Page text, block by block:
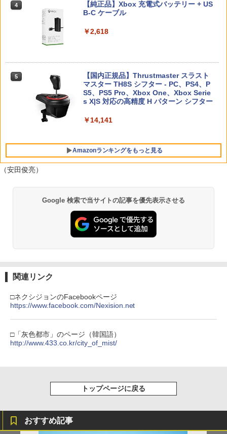
カービィのエアライダー
￥7,902
任天堂 【Switch2】マリオカート ワール
ド [BEE-P-AAAAA NSW2 マリオカ-ト
ワ-ルド]
￥8,970
購入封入特典】DLCチラシ)
【新品】【PS5】真・三國無双2 with 猛
将伝 Remastered［PS5版］★浅草マッ
ハオリジナル特典アクリルコースター付
★
￥6,590
4
任天堂 【Switch】Joy-Con充電グリッ
プ [HAC-A-ESSKA NSWジョイコンジュ
5 【中古】新・光神話 パルテナの鏡
￥2,746
【Blu-ray】 [ 池田理代子 ]
「超かぐや姫!」Blu-ray 通常版/アニメー
ション[Blu-ray]【返品種別A】
￥6,050
ンラインコード版
ニンテンドープリペイド番号 5000円|オ
ンラインコード版
トローラー ミッドナイト ブラック(CFI-
ZCT2J01)
【純正品】DualSense ワイヤレスコン
トローラー(CFI-ZCT2J)
￥10,737
4
【純正品】Xbox 充電式バッテリー + US
B-C ケーブル
￥2,618
5
【国内正規品】Thrustmaster スラスト
マスター TH8S シフター - PC、PS4、P
S5、PS5 Pro、Xbox One、Xbox Serie
s X|S 対応の高精度 H パターン シフター
￥14,141
Amazonランキングをもっと見る
劇場版「鬼滅の刃」無限城編 第一章 猗
窩座再来 通常版 [Blu-ray]
￥3,982
￥3,523
【Amazon.co.jp限定】劇場版モノノ怪
第三章 蛇神 (Amazon.co.jp限定オリジ
り来たる！スタジオ描き下ろしイラスト
ボード付) [Blu-ray]
（安田俊亮）
Google 検索で当サイトの記事を優先表示させる
関連リンク
□ネクシジョンのFacebookページ
https://www.facebook.com/Nexision.net
□「灰色都市」のページ（韓国語）
http://www.433.co.kr/city_of_mist/
トップページに戻る
おすすめ記事